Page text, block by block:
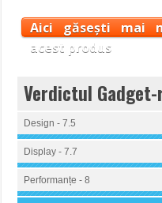
Aici găsești mai
acest produs
Verdictul
Design - 7.5
Display - 7.7
Performanțe - 8